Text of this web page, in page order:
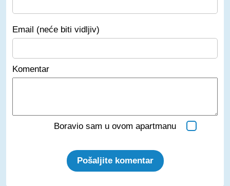
Email (neće biti vidljiv)
Komentar
Boravio sam u ovom apartmanu
Pošaljite komentar